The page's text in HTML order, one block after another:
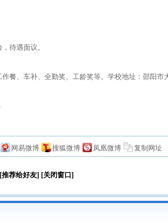
待遇面议。
餐、车补、全勤奖、工龄奖等。学校地址：邵阳市
网易微博 搜狐微博 凤凰微博 复制网址
[推荐给好友] [关闭窗口]